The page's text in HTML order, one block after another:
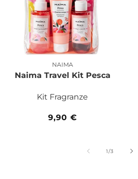
ML
Body
Lotion
ML
Body
Lotion
Produttore:
NAIMA
Naima Travel Kit Pesca
Kit Fragranze
Prezzo
9,90 €
1/su
3